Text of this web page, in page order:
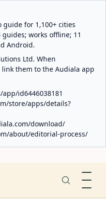
for 1,100+ cities
works offline; 11
Android.
Ltd. When
them to the Audiala app
id6446038181
store/apps/details?
download/
about/editorial-process/